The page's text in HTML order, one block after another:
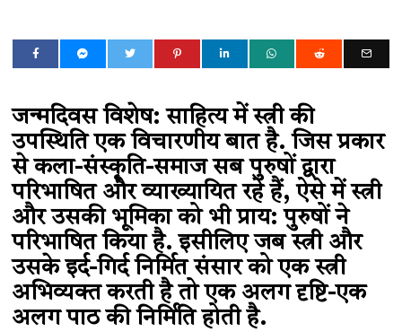
जन्मदिवस विशेष: साहित्य में स्त्री की
उपस्थिति एक विचारणीय बात है. जिस प्रकार
से कला-संस्कृति-समाज सब पुरुषों द्वारा
परिभाषित और व्याख्यायित रहे हैं, ऐसे में स्त्री
और उसकी भूमिका को भी प्राय: पुरुषों ने
परिभाषित किया है. इसीलिए जब स्त्री और
उसके इर्द-गिर्द निर्मित संसार को एक स्त्री
अभिव्यक्त करती है तो एक अलग दृष्टि-एक
अलग पाठ की निर्मिति होती है.